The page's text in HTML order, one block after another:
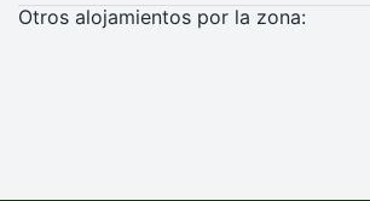
Otros alojamientos por la zona: